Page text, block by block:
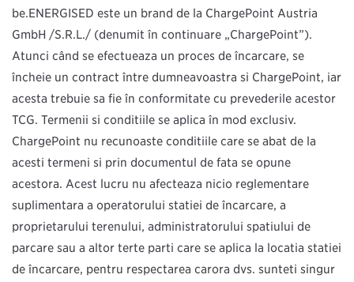
be.ENERGISED este un brand de la ChargePoint Austria
GmbH /S.R.L./ (denumit în continuare „ChargePoint”).
Atunci când se efectuează un proces de încărcare, se
încheie un contract între dumneavoastră şi ChargePoint, iar
acesta trebuie să fie în conformitate cu prevederile acestor
TCG. Termenii și condițiile se aplică în mod exclusiv.
ChargePoint nu recunoaşte condiţiile care se abat de la
acești termeni şi prin documentul de faţă se opune
acestora. Acest lucru nu afectează nicio reglementare
suplimentară a operatorului stației de încărcare, a
proprietarului terenului, administratorului spațiului de
parcare sau a altor terțe părți care se aplică la locația stației
de încărcare, pentru respectarea cărora dvs. sunteți singur